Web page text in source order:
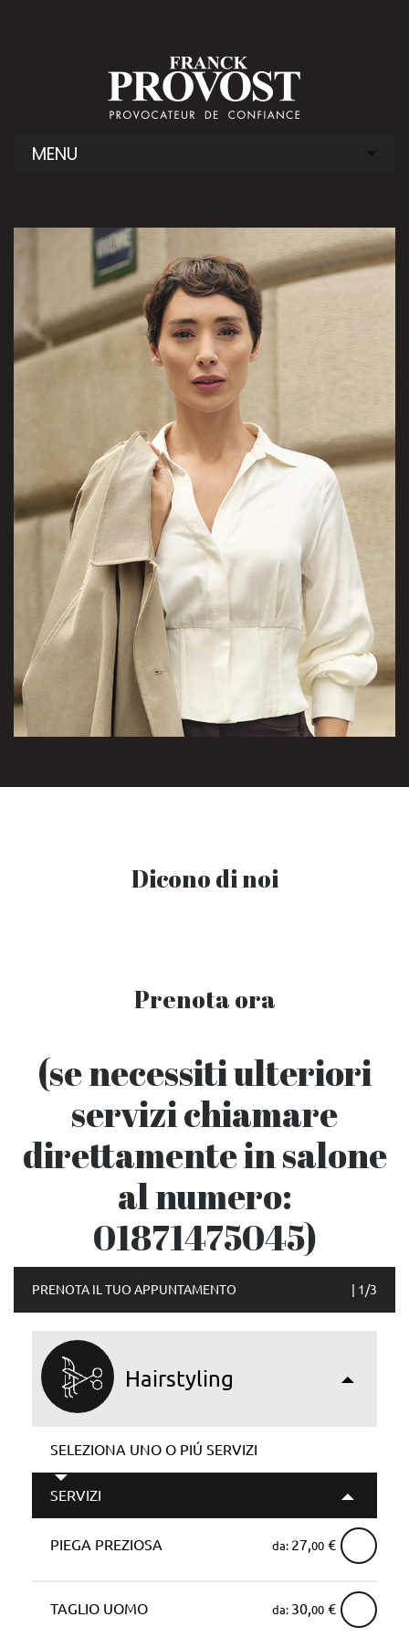
Dicono di noi
Prenota ora
(se necessiti ulteriori
servizi chiamare
direttamente in salone
al numero:
01871475045)